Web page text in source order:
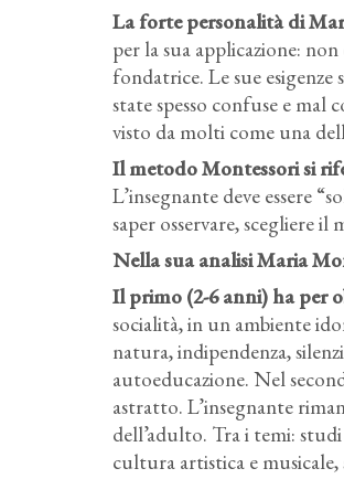
La forte personalità di
per la sua applicazione:
fondatrice. Le sue esigenze
state spesso confuse e mal
visto da molti come una
Il metodo Montessori si
L’insegnante deve essere
saper osservare, scegliere
Nella sua analisi Maria
Il primo (2-6 anni) ha per
socialità, in un ambiente
natura, indipendenza,
autoeducazione. Nel
astratto. L’insegnante
dell’adulto. Tra i temi:
cultura artistica e